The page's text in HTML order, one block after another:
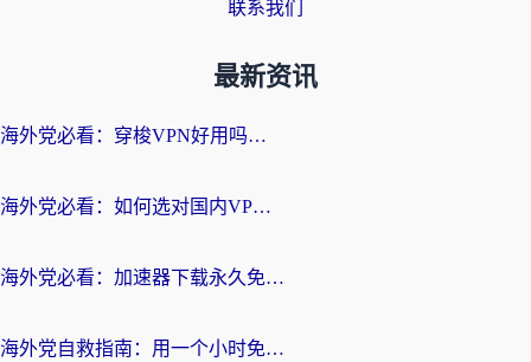
联系我们
最新资讯
海外党必看：穿梭VPN好用吗？和云帆VPN对比哪个回国效果更好？附真实测评+避坑指南
海外党必看：如何选对国内VPN，实现无缝访问国内资源？
海外党必看：加速器下载永久免费版真的存在吗？教你无缝访问国内资源的正确姿势
海外党自救指南：用一个小时免费加速器，轻松打破国内资源访问壁垒？